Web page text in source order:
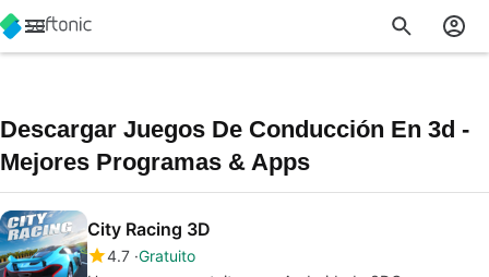
Descargar Juegos De Conducción En 3d -
Mejores Programas & Apps
City Racing 3D
4.7 Gratuito